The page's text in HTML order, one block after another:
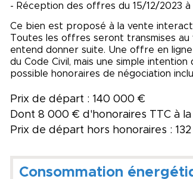
- Réception des offres du 15/12/2023 à
Ce bien est proposé à la vente
Toutes les offres seront transmises au
entend donner suite. Une offre en
du Code Civil, mais une simple
possible honoraires de négociation
Prix de départ : 140 000 €
Dont 8 000 € d'honoraires TTC à
Prix de départ hors honoraires :
Consommation